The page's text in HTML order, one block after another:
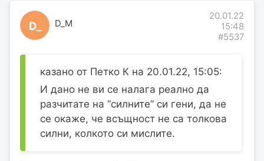
D_ D_M
20.01.22
15:48
#5537
казано от Петко К на 20.01.22, 15:05:
И дано не ви се налага реално да
разчитате на “силните” си гени, да не
се окаже, че всъщност не са толкова
силни, колкото си мислите.